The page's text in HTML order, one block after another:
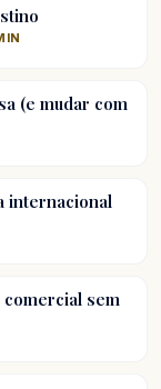
(e mudar com
internacional
comercial sem